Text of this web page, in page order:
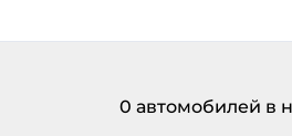
0 автомобилей в